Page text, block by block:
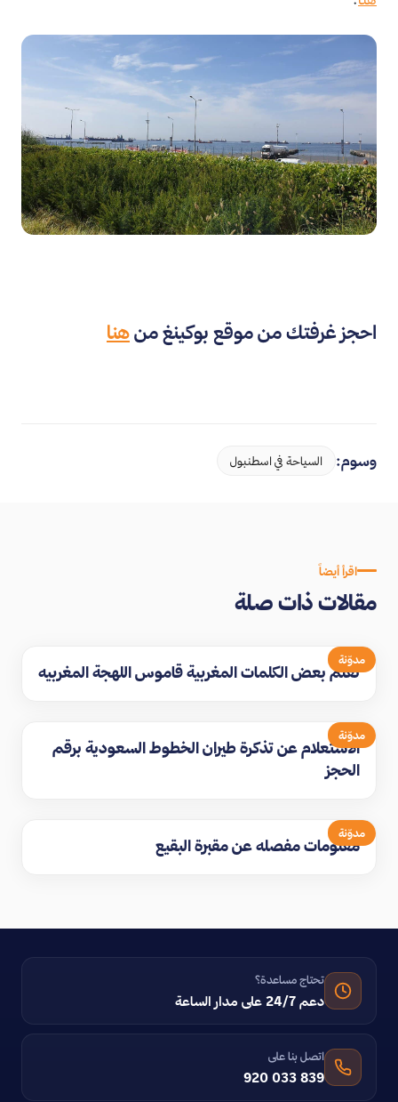
احجز غرفتك من موقع بوكينغ منهنا
وسوم: السياحة في اسطنبول
اقرأ أيضاً
مقالات ذات صلة
مدوّنة
تعلم بعض الكلمات المغربية قاموس اللهجة المغربيه
مدوّنة
الاستعلام عن تذكرة طيران الخطوط السعودية برقم
الحجز
مدوّنة
معلومات مفصله عن مقبرة البقيع
تحتاج مساعدة؟
دعم 24/7 على مدار الساعة
اتصل بنا على
920 033 839